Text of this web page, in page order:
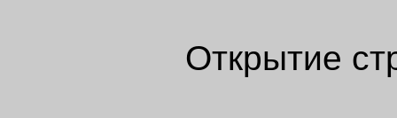
Открытие